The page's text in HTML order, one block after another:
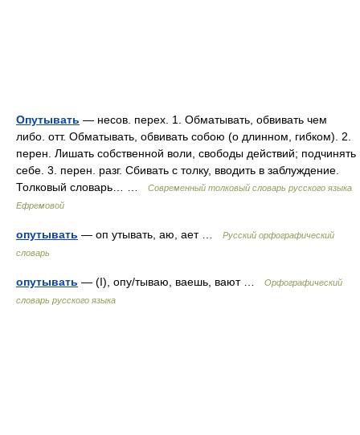
Опутывать — несов. перех. 1. Обматывать, обвивать чем
либо. отт. Обматывать, обвивать собою (о длинном, гибком). 2.
перен. Лишать собственной воли, свободы действий; подчинять
себе. 3. перен. разг. Сбивать с толку, вводить в заблуждение.
Толковый словарь… …
Современный толковый словарь русского языка
Ефремовой
опутывать — оп утывать, аю, ает …
Русский орфографический
словарь
опутывать — (I), опу/тываю, ваешь, вают …
Орфографический
словарь русского языка